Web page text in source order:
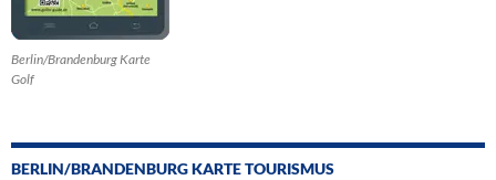
Berlin/Brandenburg Karte
Golf
BERLIN/BRANDENBURG KARTE TOURISMUS